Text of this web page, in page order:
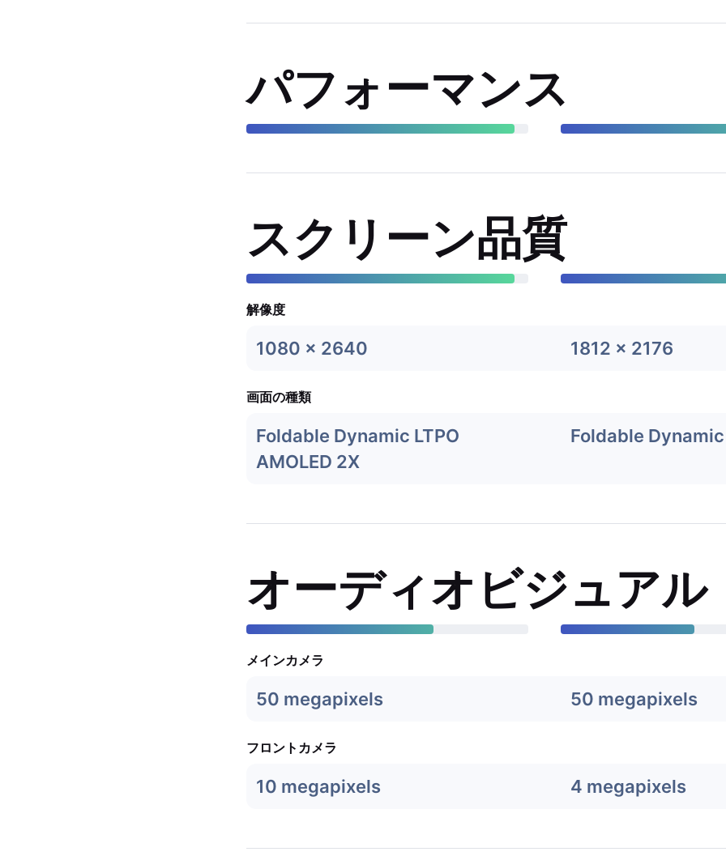
パフォーマンス
スクリーン品質
解像度
1080 x 2640 1812 x 2176
画面の種類
Foldable Dynamic LTPO
AMOLED 2X
Foldable
オーディオビジュアル
メインカメラ
50 megapixels 50 megapixels
フロントカメラ
10 megapixels 4 megapixels